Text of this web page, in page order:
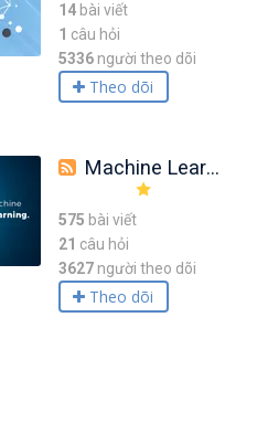
14bài viết
1 câu hỏi
5336 người theo dõi
Theo dõi
Machine Learning
575 bài viết
21 câu hỏi
3627 người theo dõi
Theo dõi